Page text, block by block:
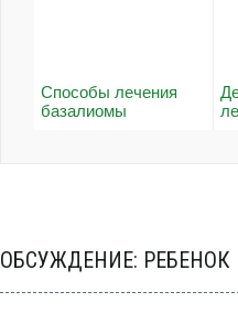
Способы лечения
базалиомы
ОБСУЖДЕНИЕ: РЕБЕНОК